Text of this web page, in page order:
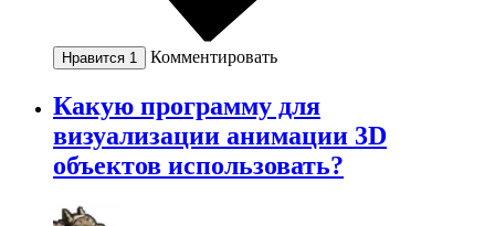
Нравится 1 Комментировать
Какую программу для
визуализации анимации 3D
объектов использовать?